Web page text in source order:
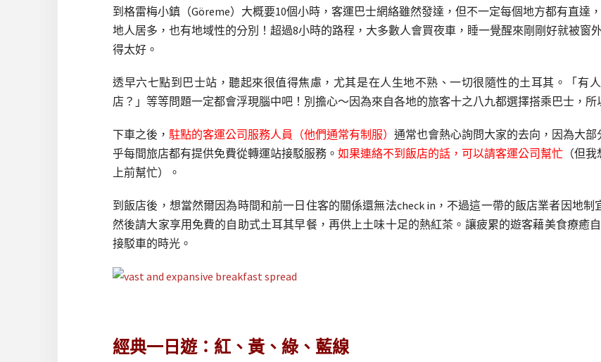
到格雷梅小鎮（Göreme）大概要10個小時，客運巴士網絡雖然發達，但不一定每個地方都有直達
地人居多，也有地域性的分別！超過8小時的路程，大多數人會買夜車，睡一覺醒來剛剛好就被窗
得太好。
透早六七點到巴士站，聽起來很值得焦慮，尤其是在人生地不熟、一切很隨性的土耳其。「有
店？」等等問題一定都會浮現腦中吧！別擔心～因為來自各地的旅客十之八九都選擇搭乘巴士，
下車之後， 駐點的客運公司服務人員（他們通常有制服） 通常也會熱心詢問大家的去向，因為大
乎每間旅店都有提供免費從轉運站接駁服務。 如果連絡不到飯店的話，可以請客運公司幫忙 （但
上前幫忙）。
到飯店後，想當然爾因為時間和前一日住客的關係還無法check in，不過這一帶的飯店業者因地制
然後請大家享用免費的自助式土耳其早餐，再供上土味十足的熱紅茶。讓疲累的遊客藉美食療癒
接駁車的時光。
經典一日遊：紅、黃、綠、藍線